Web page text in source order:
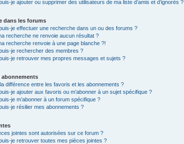
je ajouter ou supprimer des utilisateurs de ma liste d’amis et d’ignorés ?
dans les forums
je effectuer une recherche dans un ou des forums ?
recherche ne renvoie aucun résultat ?
recherche renvoie à une page blanche ?!
je rechercher des membres ?
je retrouver mes propres messages et sujets ?
abonnements
différence entre les favoris et les abonnements ?
je ajouter aux favoris ou m’abonner à un sujet spécifique ?
je m’abonner à un forum spécifique ?
je résilier mes abonnements ?
jointes sont autorisées sur ce forum ?
je retrouver toutes mes pièces jointes ?